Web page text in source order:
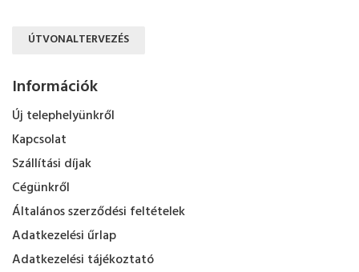
ÚTVONALTERVEZÉS
Információk
Új telephelyünkről
Kapcsolat
Szállítási díjak
Cégünkről
Általános szerződési feltételek
Adatkezelési űrlap
Adatkezelési tájékoztató